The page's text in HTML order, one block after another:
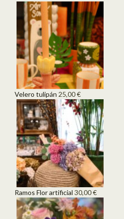
Velero tulipán 25,00€
Ramos Flor artificial 30,00€